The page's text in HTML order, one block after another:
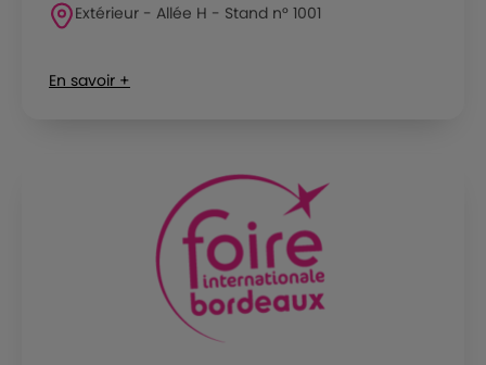
Extérieur - Allée H - Stand n° 1001
En savoir +